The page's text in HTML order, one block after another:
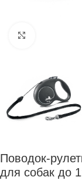
Поводок-
для собак до